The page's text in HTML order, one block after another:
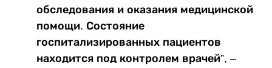
обследования и оказания медицинской
помощи. Состояние
госпитализированных пациентов
находится под контролем врачей”, –